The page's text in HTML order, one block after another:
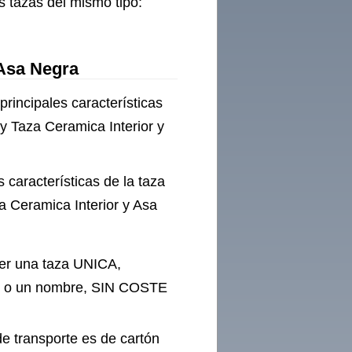
Negra
características
Taza Ceramica Interior y
características de la taza
Ceramica Interior y Asa
una taza UNICA,
un nombre, SIN COSTE
transporte es de cartón